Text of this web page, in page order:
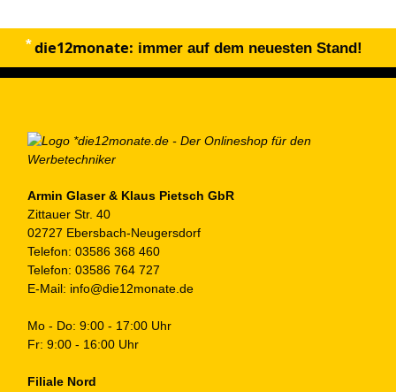
die12monate: immer auf dem neuesten Stand!
Armin Glaser & Klaus Pietsch GbR
Zittauer Str. 40
02727 Ebersbach-Neugersdorf
Telefon: 03586 368 460
Telefon: 03586 764 727
E-Mail: info@die12monate.de
Mo - Do: 9:00 - 17:00 Uhr
Fr: 9:00 - 16:00 Uhr
Filiale Nord